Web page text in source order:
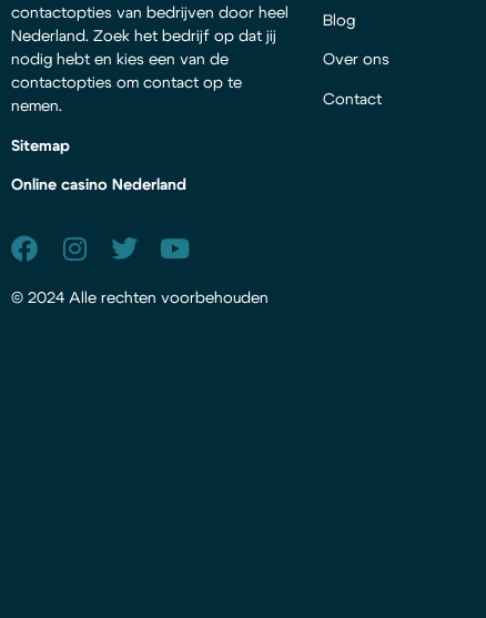
contactopties van bedrijven door heel
Nederland. Zoek het bedrijf op dat jij
nodig hebt en kies een van de
contactopties om contact op te
nemen.
Sitemap
Online casino Nederland
© 2024 Alle rechten voorbehouden
Blog
Over ons
Contact